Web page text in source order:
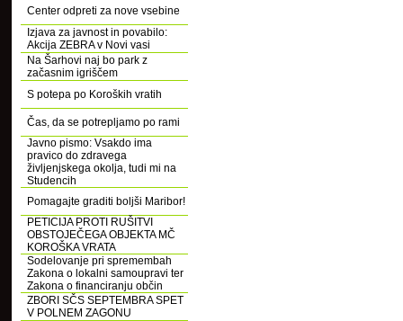
Center odpreti za nove vsebine
Izjava za javnost in povabilo:
Akcija ZEBRA v Novi vasi
Na Šarhovi naj bo park z
začasnim igriščem
S potepa po Koroških vratih
Čas, da se potrepljamo po rami
Javno pismo: Vsakdo ima
pravico do zdravega
življenjskega okolja, tudi mi na
Studencih
Pomagajte graditi boljši Maribor!
PETICIJA PROTI RUŠITVI
OBSTOJEČEGA OBJEKTA MČ
KOROŠKA VRATA
Sodelovanje pri spremembah
Zakona o lokalni samoupravi ter
Zakona o financiranju občin
ZBORI SČS SEPTEMBRA SPET
V POLNEM ZAGONU